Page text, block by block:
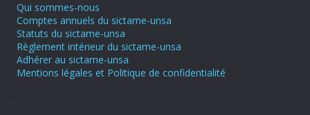
Qui sommes-nous
Comptes annuels du sictame-unsa
Statuts du sictame-unsa
Règlement intérieur du sictame-unsa
Adhérer au sictame-unsa
Mentions légales et Politique de confidentialité